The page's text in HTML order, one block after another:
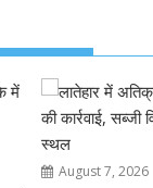
August 7, 2026